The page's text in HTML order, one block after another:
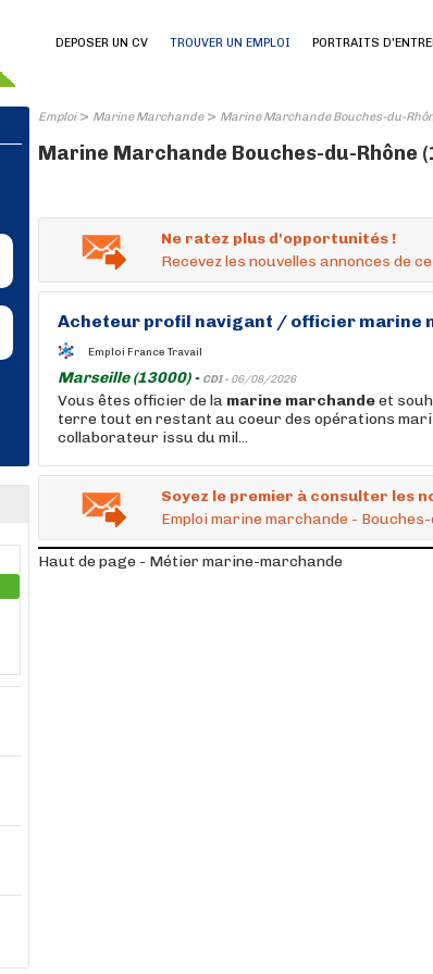
DEPOSER UN CV TROUVER UN EMPLOI PORTRAITS
Emploi> Marine Marchande> Marine Marchande Bouches-du-
Marine Marchande Bouches-du-Rhône
Ne ratez plus d'opportunités !
Recevez les nouvelles annonces de
Acheteur profil navigant / officier marine
Emploi France Travail
Marseille (13000) - CDI - 06/08/2026
Vous êtes officier de la marine marchandeet
terre tout en restant au coeur des opérations
collaborateur issu du mil...
Soyez le premier à consulter les
Emploi marine marchande -
Haut de page - Métier marine-marchande